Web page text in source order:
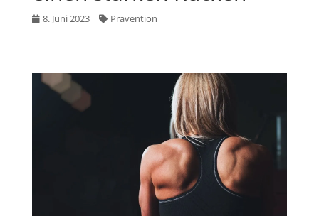
8. Juni 2023 Prävention